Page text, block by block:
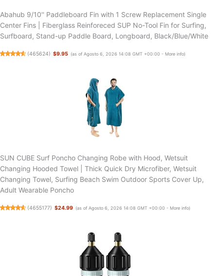
Abahub 9/10'' Paddleboard Fin with 1 Screw Replacement Single
Center Fins | Fiberglass Reinforeced SUP No-Tool Fin for Surfing,
Surfboard, Stand-up Paddle Board, Longboard, Black/Blue/White
(465624) $9.95 (as of Agosto 6, 2026 14:08 GMT +00:00 - More info)
SUN CUBE Surf Poncho Changing Robe with Hood, Wetsuit
Changing Hooded Towel | Thick Quick Dry Microfiber, Wetsuit
Changing Towel, Surfing Beach Swim Outdoor Sports Cover Up,
Adult Wearable Poncho
(4655177) $24.99 (as of Agosto 6, 2026 14:08 GMT +00:00 - More info)